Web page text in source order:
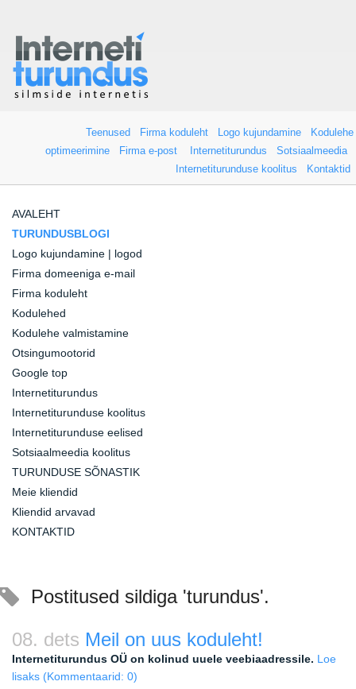
Teenused Firma koduleht Logo kujundamine
Kodulehe
optimeerimine
Firma e-post Internetiturundus
Sotsiaalmeedia
Internetiturunduse koolitus
Kontaktid
AVALEHT
TURUNDUSBLOGI
Logo kujundamine | logod
Firma domeeniga e-mail
Firma koduleht
Kodulehed
Kodulehe valmistamine
Otsingumootorid
Google top
Internetiturundus
Internetiturunduse koolitus
Internetiturunduse eelised
Sotsiaalmeedia koolitus
TURUNDUSE SÕNASTIK
Meie kliendid
Kliendid arvavad
KONTAKTID
Postitused sildiga 'turundus'.
08. dets Meil on uus koduleht!
Internetiturundus OÜ on kolinud uuele veebiaadressile. Loe
lisaks (Kommentaarid: 0)